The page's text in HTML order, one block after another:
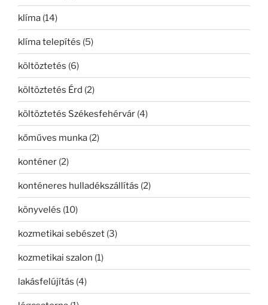
klíma (14)
klíma telepítés (5)
költöztetés (6)
költöztetés Érd (2)
költöztetés Székesfehérvár (4)
kőműves munka (2)
konténer (2)
konténeres hulladékszállítás (2)
könyvelés (10)
kozmetikai sebészet (3)
kozmetikai szalon (1)
lakásfelújítás (4)